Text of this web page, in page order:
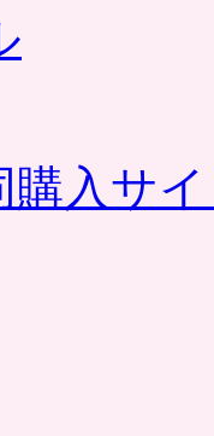
購入サ